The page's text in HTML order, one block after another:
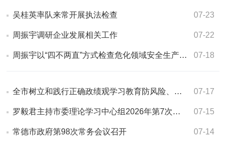
07-23
吴桂英率队来常开展执法检查
07-22
周振宇调研企业发展相关工作
07-18
周振宇以“四不两直”方式检查危化领域安全生产工作
07-17
全市树立和践行正确政绩观学习教育防风险、促发展工作专题调度会召开
07-15
罗毅君主持市委理论学习中心组2026年第7次集体（扩大）学习
07-14
常德市政府第98次常务会议召开